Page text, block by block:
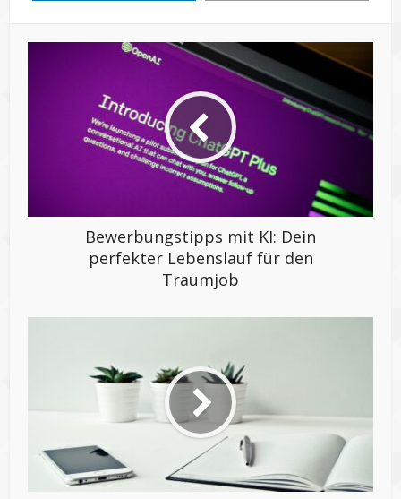
Bewerbungstipps mit KI: Dein
perfekter Lebenslauf für den
Traumjob